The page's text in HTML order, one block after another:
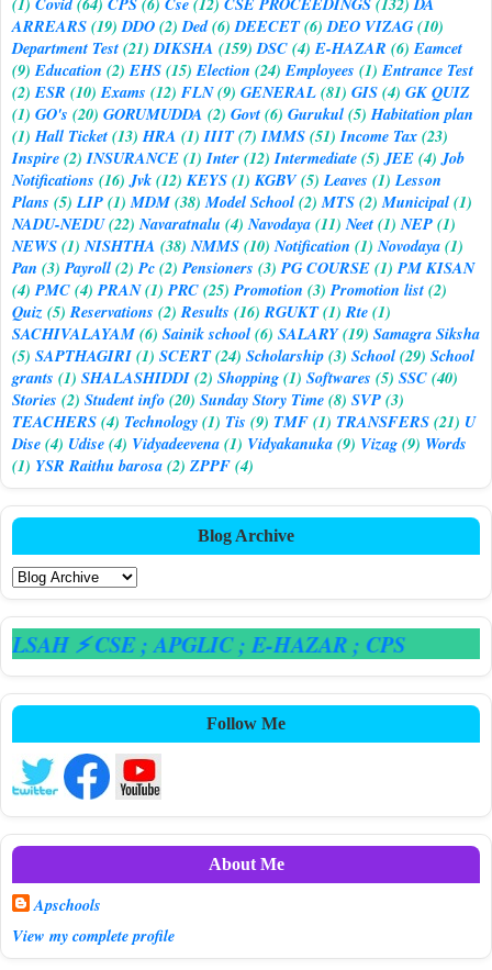
ARREARS(19) DDO(2) Ded(6) DEECET(6) DEO VIZAG(10)
Department Test(21) DIKSHA (159) DSC(4) E-HAZAR (6) Eamcet
(9) Education (2) EHS(15) Election (24) Employees (1) Entrance Test
(2) ESR (10) Exams (12) FLN(9) GENERAL(81) GIS(4) GK QUIZ
(1) GO's (20) GORUMUDDA (2) Govt(6) Gurukul(5) Habitation plan
(1) Hall Ticket(13) HRA (1) IIIT(7) IMMS(51) Income Tax(23)
Inspire(2) INSURANCE(1) Inter(12) Intermediate(5) JEE(4) Job
Notifications (16) Jvk(12) KEYS(1) KGBV(5) Leaves (1) Lesson
Plans (5) LIP(1) MDM(38) Model School(2) MTS(2) Municipal(1)
NADU-NEDU(22) Navaratnalu (4) Navodaya(11) Neet(1) NEP(1)
NEWS(1) NISHTHA (38) NMMS(10) Notification (1) Novodaya(1)
Pan (3) Payroll(2) Pc(2) Pensioners (3) PG COURSE(1) PM KISAN
(4) PMC(4) PRAN(1) PRC(25) Promotion (3) Promotion list(2)
Quiz(5) Reservations (2) Results (16) RGUKT(1) Rte(1)
SACHIVALAYAM(6) Sainik school(6) SALARY(19) Samagra Siksha
(5) SAPTHAGIRI(1) SCERT(24) Scholarship(3) School(29) School
grants (1) SHALASHIDDI(2) Shopping(1) Softwares (5) SSC(40)
Stories (2) Student info(20) Sunday Story Time(8) SVP(3)
TEACHERS(4) Technology(1) Tis (9) TMF(1) TRANSFERS(21) U
Dise(4) Udise(4) Vidyadeevena(1) Vidyakanuka(9) Vizag(9) Words
(1) YSR Raithu barosa(2) ZPPF(4)
Blog Archive
⚡ CSE; APGLIC; E-HAZAR; CPS
Follow Me
About Me
Apschools
View my complete profile